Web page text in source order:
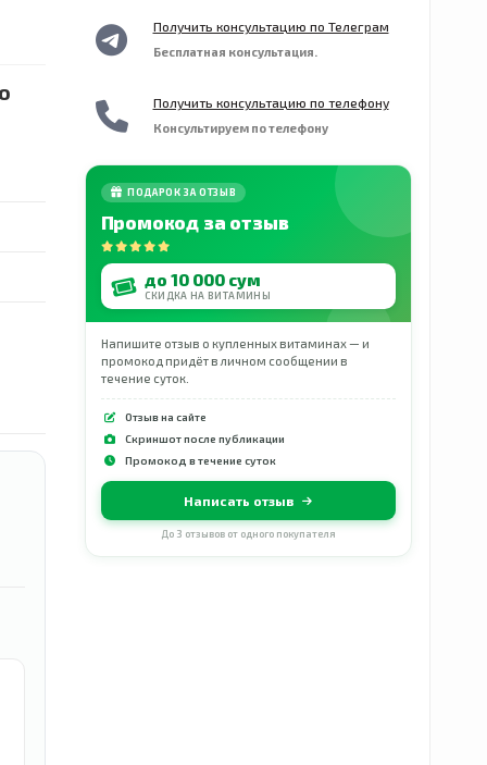
Получить консультацию по Телеграм
Бесплатная консультация.
Получить консультацию по телефону
Консультируем по телефону
ПОДАРОК ЗА ОТЗЫВ
Промокод за отзыв
до 10 000 сум
СКИДКА НА ВИТАМИНЫ
Напишите отзыв о купленных витаминах — и
промокод придёт в личном сообщении в
течение суток.
Отзыв на сайте
Скриншот после публикации
Промокод в течение суток
Написать отзыв
До 3 отзывов от одного покупателя